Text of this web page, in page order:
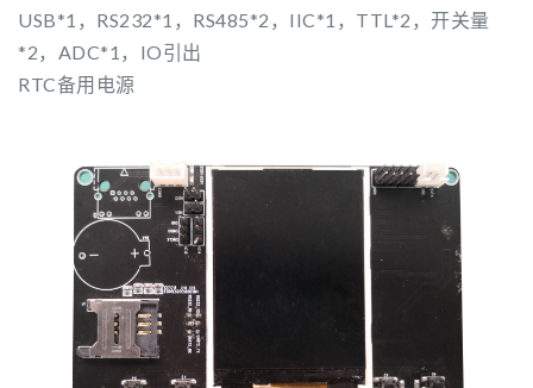
USB*1，RS232*1，RS485*2，IIC*1，TTL*2，开关量
*2，ADC*1，IO引出
RTC备用电源